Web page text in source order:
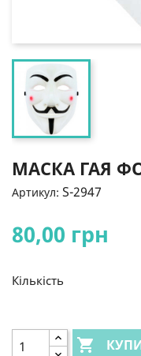
МАСКА ГАЯ
Артикул: S-2947
80,00 грн
Кількість
